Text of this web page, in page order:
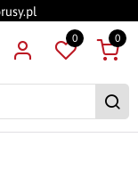
0 0